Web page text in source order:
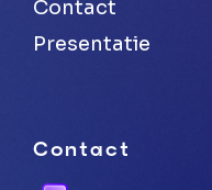
Contact
Presentatie
Contact